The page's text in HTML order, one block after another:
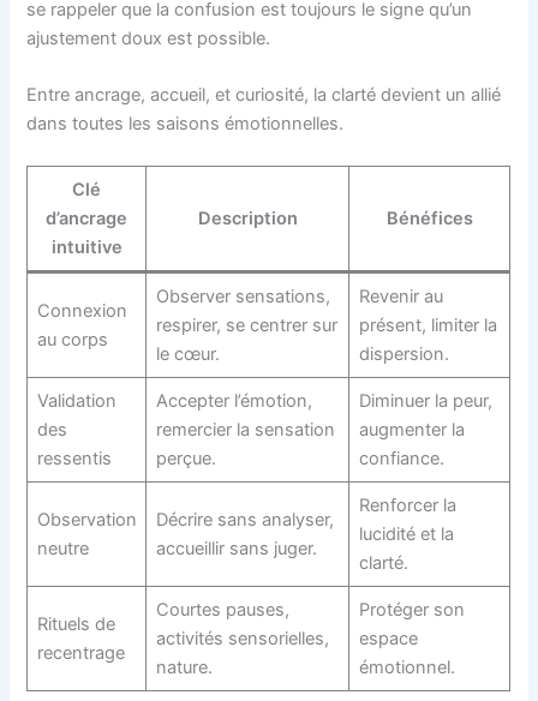
se rappeler que la confusion est toujours le signe qu’un
ajustement doux est possible.
Entre ancrage, accueil, et curiosité, la clarté devient un allié
dans toutes les saisons émotionnelles.
Clé
d’ancrage
intuitive
Description Bénéfices
Connexion
au corps
Observer sensations,
respirer, se centrer sur
le cœur.
Revenir au
présent, limiter la
dispersion.
Validation
des
ressentis
Accepter l’émotion,
remercier la sensation
perçue.
Diminuer la peur,
augmenter la
confiance.
Observation
neutre
Décrire sans analyser,
accueillir sans juger.
Renforcer la
lucidité et la
clarté.
Rituels de
recentrage
Courtes pauses,
activités sensorielles,
nature.
Protéger son
espace
émotionnel.